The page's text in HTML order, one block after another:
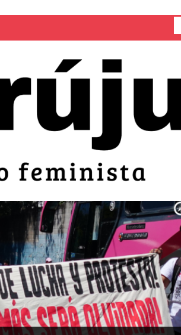
del territorio
el
víctima del régimen de
para 2027